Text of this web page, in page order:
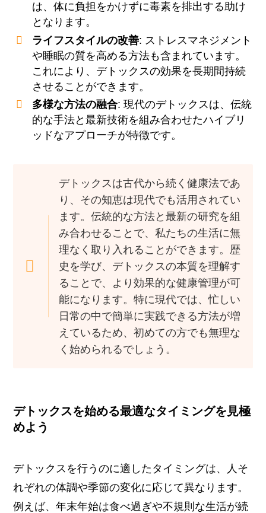
は、体に負担をかけずに毒素を排出する助け
となります。
ライフスタイルの改善: ストレスマネジメント
や睡眠の質を高める方法も含まれています。
これにより、デトックスの効果を長期間持続
させることができます。
多様な方法の融合: 現代のデトックスは、伝統
的な手法と最新技術を組み合わせたハイブリ
ッドなアプローチが特徴です。
デトックスは古代から続く健康法であ
り、その知恵は現代でも活用されてい
ます。伝統的な方法と最新の研究を組
み合わせることで、私たちの生活に無
理なく取り入れることができます。歴
史を学び、デトックスの本質を理解す
ることで、より効果的な健康管理が可
能になります。特に現代では、忙しい
日常の中で簡単に実践できる方法が増
えているため、初めての方でも無理な
く始められるでしょう。
デトックスを始める最適なタイミングを見極
めよう
デトックスを行うのに適したタイミングは、人そ
れぞれの体調や季節の変化に応じて異なります。
例えば、年末年始は食べ過ぎや不規則な生活が続